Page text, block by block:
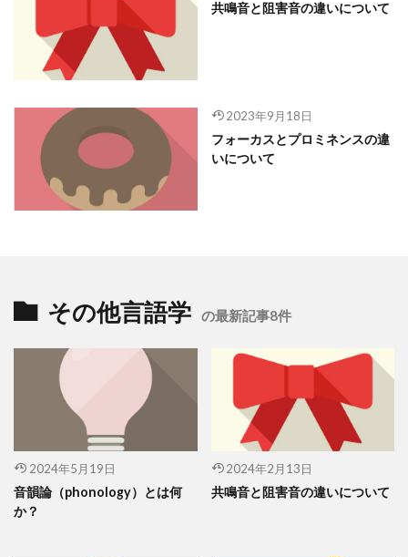
共鳴音と阻害音の違いについて
2023年9月18日
フォーカスとプロミネンスの違
いについて
その他言語学 の最新記事8件
2024年5月19日
音韻論（phonology）とは何
か？
2024年2月13日
共鳴音と阻害音の違いについて